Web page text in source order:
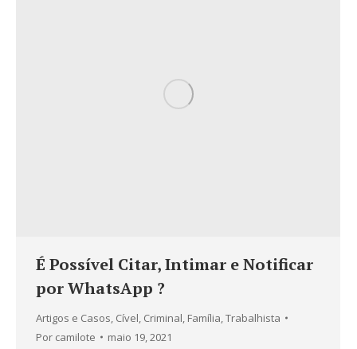
É Possível Citar, Intimar e Notificar
por WhatsApp ?
Artigos e Casos, Cível, Criminal, Família,Trabalhista
Por camilote maio 19, 2021